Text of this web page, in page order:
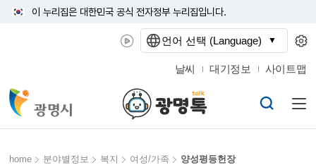
이 누리집은 대한민국 공식 전자정부 누리집입니다.
날씨 대기정보 사이트맵
home 분야별정보 복지 여성/가족 양성평등헌장
언어 선택 (Language)